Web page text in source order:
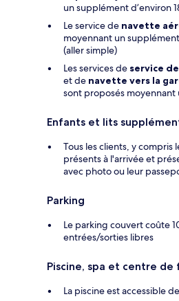
un supplément d’environ
Le service de navette
moyennant un
(aller simple)
Les services de service
et de navette vers la
sont proposés
Enfants et lits
Tous les clients, y
présents à l'arrivée et
avec photo ou leur
Parking
Le parking couvert coûte
entrées/sorties libres
Piscine, spa et centre
La piscine est accessible